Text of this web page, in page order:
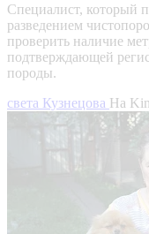
Специалист, который
разведением
проверить наличие
подтверждающей
породы.
света Кузнецова На